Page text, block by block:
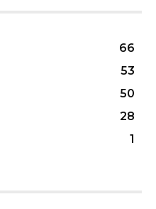
66
53
50
28
1